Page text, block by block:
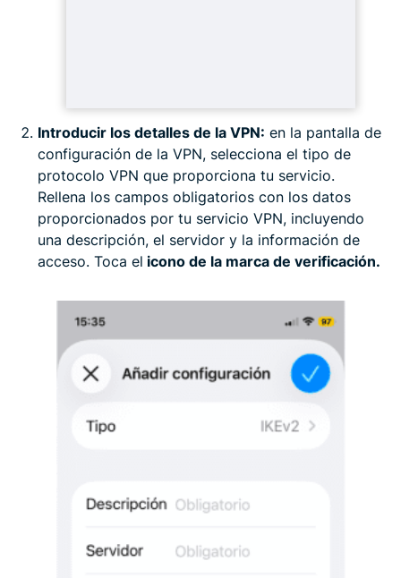
Introducir los detalles de la VPN: en la pantalla de
configuración de la VPN, selecciona el tipo de
protocolo VPN que proporciona tu servicio.
Rellena los campos obligatorios con los datos
proporcionados por tu servicio VPN, incluyendo
una descripción, el servidor y la información de
acceso. Toca el icono de la marca de verificación.